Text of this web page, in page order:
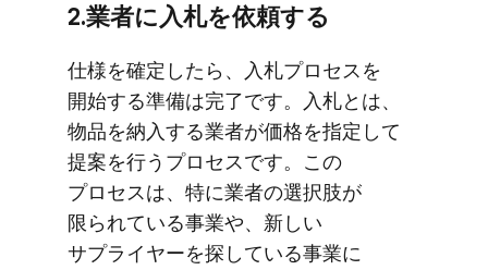
2.業者に​入札を​依頼する
仕様を​確定したら、​入札プロセスを​
開始する​準備は​完了です。​入札とは、​
物品を​納入する​業者が​価格を​指定して​
提案を​行う​プロセスです。​この​
プロセスは、​特に​業者の​選択肢が​
限られている​事業や、​新しい​
サプライヤーを​探している​事業に​